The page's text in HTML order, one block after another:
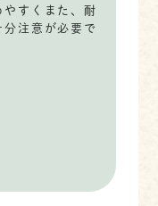
やすくまた、耐
分注意が必要で